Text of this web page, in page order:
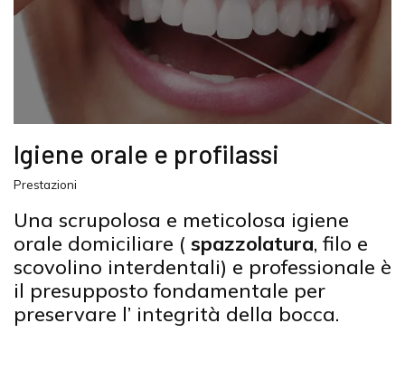
Igiene orale e profilassi
Prestazioni
Una scrupolosa e meticolosa igiene
orale domiciliare ( spazzolatura, filo e
scovolino interdentali) e professionale è
il presupposto fondamentale per
preservare l’ integrità della bocca.